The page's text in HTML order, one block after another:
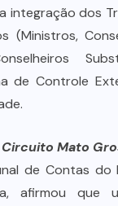
integração dos
(Ministros,
de Controle
Circuito Mato
de Contas do
afirmou que